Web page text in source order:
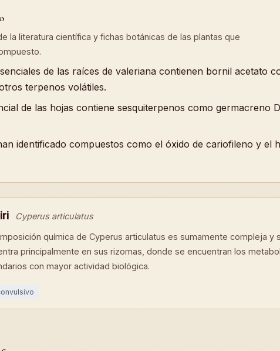
la literatura científica y fichas botánicas de las plantas que
de las raíces de valeriana contienen bornil
terpenos volátiles.
de las hojas contiene sesquiterpenos como
identificado compuestos como el óxido de cariofileno y el
Cyperus articulatus
química de Cyperus articulatus es sumamente compleja y
principalmente en sus rizomas, donde se encuentran los
con mayor actividad biológica.